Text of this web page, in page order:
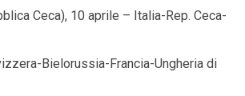
Ceca), 10 aprile – Italia-Rep. Ceca-
Bielorussia-Francia-Ungheria di